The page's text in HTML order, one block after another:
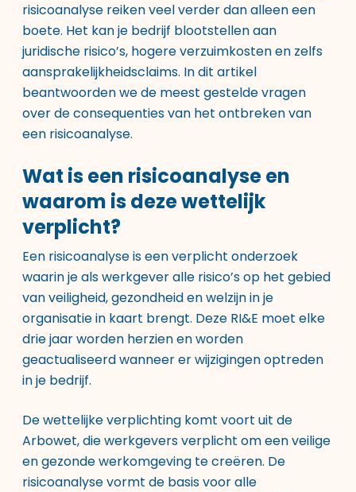
risicoanalyse reiken veel verder dan alleen een
boete. Het kan je bedrijf blootstellen aan
juridische risico’s, hogere verzuimkosten en zelfs
aansprakelijkheidsclaims. In dit artikel
beantwoorden we de meest gestelde vragen
over de consequenties van het ontbreken van
een risicoanalyse.
Wat is een risicoanalyse en
waarom is deze wettelijk
verplicht?
Een risicoanalyse is een verplicht onderzoek
waarin je als werkgever alle risico’s op het gebied
van veiligheid, gezondheid en welzijn in je
organisatie in kaart brengt. Deze RI&E moet elke
drie jaar worden herzien en worden
geactualiseerd wanneer er wijzigingen optreden
in je bedrijf.
De wettelijke verplichting komt voort uit de
Arbowet, die werkgevers verplicht om een veilige
en gezonde werkomgeving te creëren. De
risicoanalyse vormt de basis voor alle